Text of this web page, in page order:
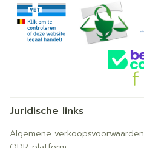
Juridische links
Algemene verkoopsvoorwaarden